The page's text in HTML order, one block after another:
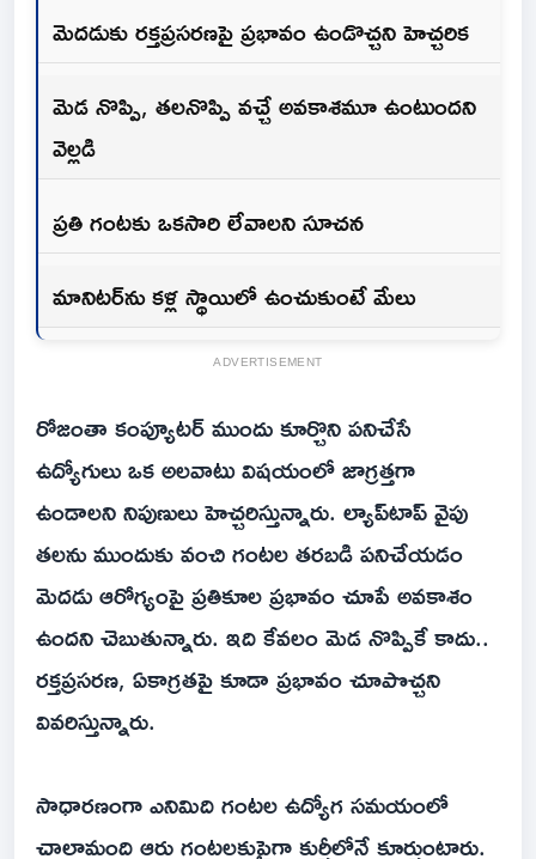
మెదడుకు రక్తప్రసరణపై ప్రభావం ఉండొచ్చని హెచ్చరిక
మెడ నొప్పి, తలనొప్పి వచ్చే అవకాశమూ ఉంటుందని
వెల్లడి
ప్రతి గంటకు ఒకసారి లేవాలని సూచన
మానిటర్‌ను కళ్ల స్థాయిలో ఉంచుకుంటే మేలు
ADVERTISEMENT
రోజంతా కంప్యూటర్‌ ముందు కూర్చొని పనిచేసే
ఉద్యోగులు ఒక అలవాటు విషయంలో జాగ్రత్తగా
ఉండాలని నిపుణులు హెచ్చరిస్తున్నారు. ల్యాప్‌టాప్‌ వైపు
తలను ముందుకు వంచి గంటల తరబడి పనిచేయడం
మెదడు ఆరోగ్యంపై ప్రతికూల ప్రభావం చూపే అవకాశం
ఉందని చెబుతున్నారు. ఇది కేవలం మెడ నొప్పికే కాదు..
రక్తప్రసరణ, ఏకాగ్రతపై కూడా ప్రభావం చూపొచ్చని
వివరిస్తున్నారు.
సాధారణంగా ఎనిమిది గంటల ఉద్యోగ సమయంలో
చాలామంది ఆరు గంటలకుపైగా కుర్చీలోనే కూర్చుంటారు.